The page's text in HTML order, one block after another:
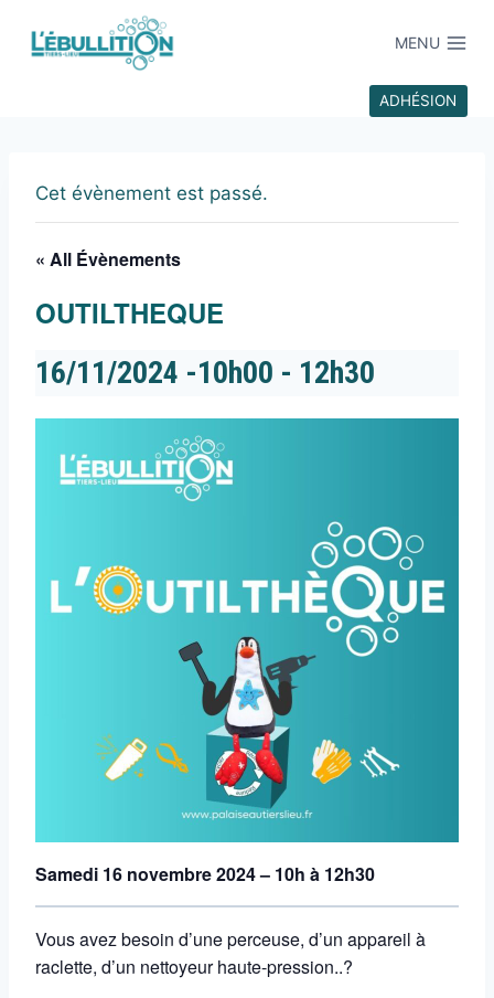
MENU
ADHÉSION
Cet évènement est passé.
« All Évènements
OUTILTHEQUE
16/11/2024 -10h00 - 12h30
Samedi 16 novembre 2024 – 10h à 12h30
Vous avez besoin d’une perceuse, d’un appareil à
raclette, d’un nettoyeur haute-pression..?